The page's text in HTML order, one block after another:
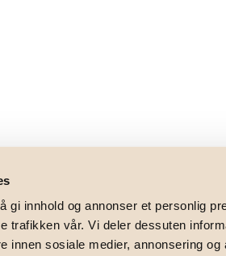
gi innhold og annonser et personlig
trafikken vår. Vi deler dessuten
innen sosiale medier, annonsering